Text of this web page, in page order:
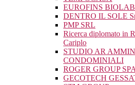
EUROFINS
DENTRO IL SOLE
PMP SRL
Ricerca diplomato in
Cariplo
STUDIO AR
CONDOMINIALI
ROGER GROUP SPA
GECOTECH